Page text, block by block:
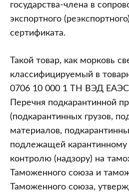
государства-члена в
экспортного
сертификата.
Такой товар, как морковь
классифицируемый в
0706 10 000 1 ТН ВЭД ЕАЭС,
Перечня подкарантинной
(подкарантинных грузов,
материалов,
подлежащей карантинному
контролю (надзору) на
Таможенного союза и
Таможенного союза,